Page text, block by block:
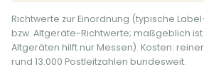
Richtwerte zur Einordnung (typische
bzw. Altgeräte-Richtwerte; maßgeblich ist
Altgeräten hilft nur Messen). Kosten:
rund 13.000 Postleitzahlen bundesweit.